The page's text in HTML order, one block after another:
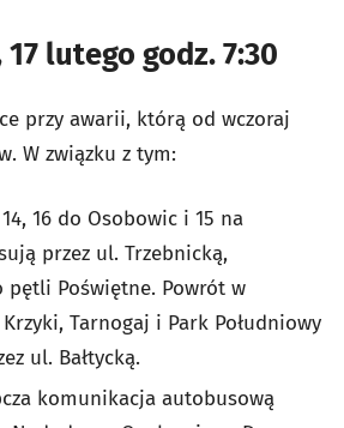
lutego godz. 7:30
przy awarii, którą od wczoraj
W związku z tym:
16 do Osobowic i 15 na
przez ul. Trzebnicką,
pętli Poświętne. Powrót w
Tarnogaj i Park Południowy
ul. Bałtycką.
komunikacja autobusową